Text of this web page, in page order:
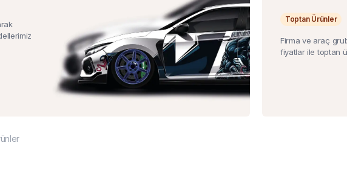
Toptan Ürünler
Firma ve araç
fiyatlar ile toptan